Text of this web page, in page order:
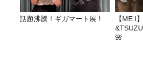
話題沸騰！ギガマート展！
【ME:I
🌺